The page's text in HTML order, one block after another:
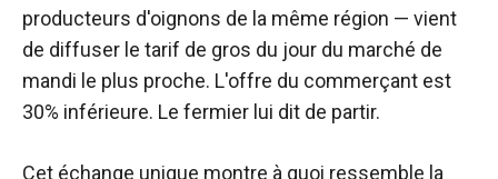
producteurs d'oignons de la même région — vient
de diffuser le tarif de gros du jour du marché de
mandi le plus proche. L'offre du commerçant est
30% inférieure. Le fermier lui dit de partir.
Cet échange unique montre à quoi ressemble la